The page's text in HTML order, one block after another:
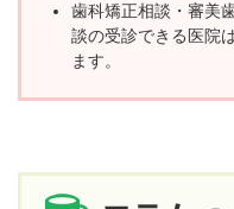
歯科矯正相談・審美
談の受診できる医院
ます。